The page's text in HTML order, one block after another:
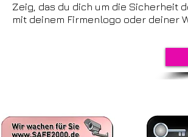
Zeig, das du dich um die Sicherheit
mit deinem Firmenlogo oder deiner